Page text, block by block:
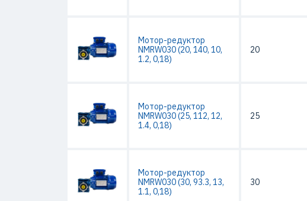
Мотор-редуктор
NMRW030 (20, 140, 10,
1.2, 0,18)
20
Мотор-редуктор
NMRW030 (25, 112, 12,
1.4, 0,18)
25
Мотор-редуктор
NMRW030 (30, 93.3, 13,
1.1, 0,18)
30